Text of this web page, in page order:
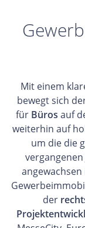
Mit einem
bewegt sich
für Büros auf
weiterhin auf
um die die
der